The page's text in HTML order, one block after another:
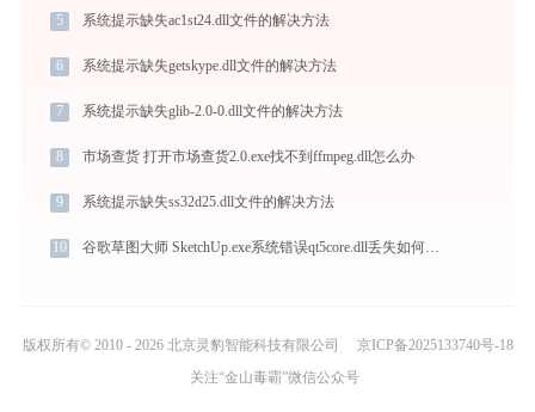
5 系统提示缺失ac1st24.dll文件的解决方法
6 系统提示缺失getskype.dll文件的解决方法
7 系统提示缺失glib-2.0-0.dll文件的解决方法
8 市场查货 打开市场查货2.0.exe找不到ffmpeg.dll怎么办
9 系统提示缺失ss32d25.dll文件的解决方法
10 谷歌草图大师 SketchUp.exe系统错误qt5core.dll丢失如何解决
版权所有© 2010 - 2026 北京灵豹智能科技有限公司
京ICP备2025133740号-18
关注“金山毒霸”微信公众号